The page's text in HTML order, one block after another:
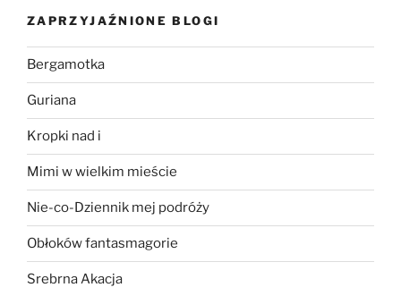
ZAPRZYJAŹNIONE BLOGI
Bergamotka
Guriana
Kropki nad i
Mimi w wielkim mieście
Nie-co-Dziennik mej podróży
Obłoków fantasmagorie
Srebrna Akacja